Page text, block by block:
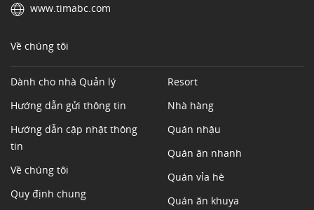
www.timabc.com
Về chúng tôi
Dành cho nhà Quản lý
Hướng dẫn gửi thông tin
Hướng dẫn cập nhật thông
tin
Về chúng tôi
Quy định chung
Resort
Nhà hàng
Quán nhậu
Quán ăn nhanh
Quán vỉa hè
Quán ăn khuya